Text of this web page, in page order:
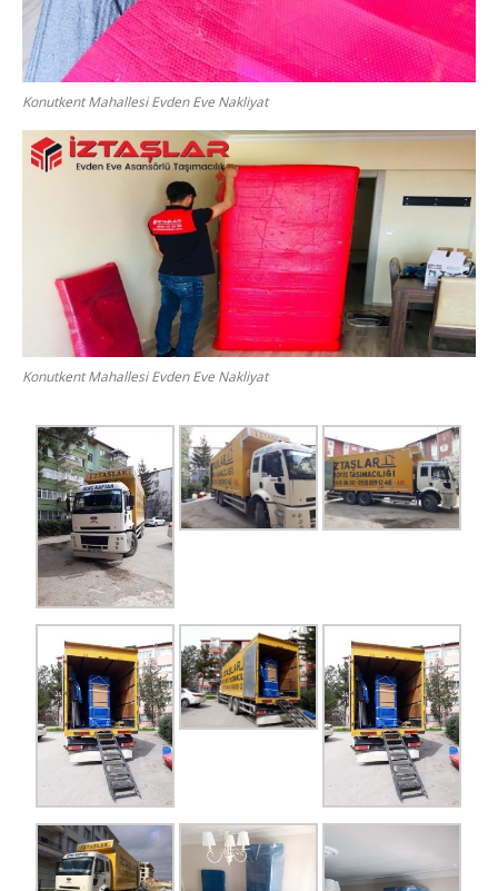
Konutkent Mahallesi Evden Eve Nakliyat
Konutkent Mahallesi Evden Eve Nakliyat